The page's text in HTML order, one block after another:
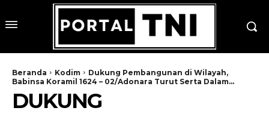
Beranda Kodim
Dukung Pembangunan di Wilayah,
Babinsa Koramil 1624 – 02/Adonara Turut Serta Dalam...
DUKUNG